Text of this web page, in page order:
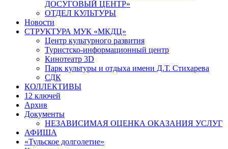
ДОСУГОВЫЙ ЦЕНТР»
ОТДЕЛ КУЛЬТУРЫ
Новости
СТРУКТУРА МУК «МКДЦ»
Центр культурного развития
Туристско-информационный центр
Кинотеатр 3D
Парк культуры и отдыха имени Д.Т. Стихарева
СДК
КОЛЛЕКТИВЫ
12 ключей
Архив
Документы
НЕЗАВИСИМАЯ ОЦЕНКА ОКАЗАНИЯ УСЛУГ
АФИША
«Тульское долголетие»